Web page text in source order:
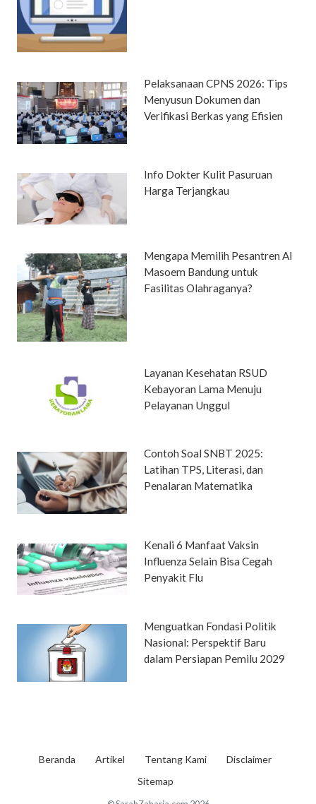
Pelaksanaan CPNS 2026: Tips
Menyusun Dokumen dan
Verifikasi Berkas yang Efisien
Info Dokter Kulit Pasuruan
Harga Terjangkau
Mengapa Memilih Pesantren Al
Masoem Bandung untuk
Fasilitas Olahraganya?
Layanan Kesehatan RSUD
Kebayoran Lama Menuju
Pelayanan Unggul
Contoh Soal SNBT 2025:
Latihan TPS, Literasi, dan
Penalaran Matematika
Kenali 6 Manfaat Vaksin
Influenza Selain Bisa Cegah
Penyakit Flu
Menguatkan Fondasi Politik
Nasional: Perspektif Baru
dalam Persiapan Pemilu 2029
Beranda Artikel Tentang Kami
Disclaimer
Sitemap